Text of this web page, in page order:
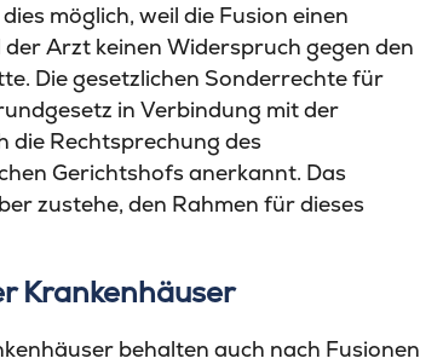
möglich, weil die Fusion einen
Arzt keinen Widerspruch gegen den
Die gesetzlichen Sonderrechte für
in Verbindung mit der
die Rechtsprechung des
Gerichtshofs anerkannt. Das
zustehe, den Rahmen für dieses
Krankenhäuser
behalten auch nach Fusionen